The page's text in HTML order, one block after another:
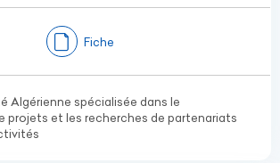
Fiche
Algérienne spécialisée dans le
projets et les recherches de partenariats